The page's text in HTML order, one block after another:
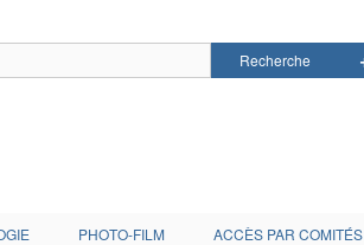
PHOTO-FILM ACCÈS PAR COMITÉS